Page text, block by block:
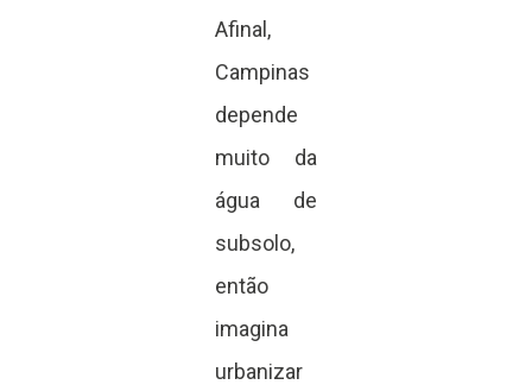
Afinal,
Campinas
depende
muito da
água de
subsolo,
então
imagina
urbanizar